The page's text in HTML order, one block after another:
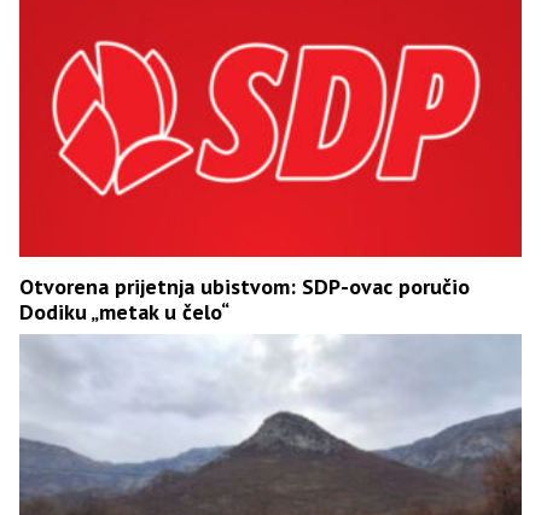
Otvorena prijetnja ubistvom: SDP-ovac poručio
Dodiku „metak u čelo“